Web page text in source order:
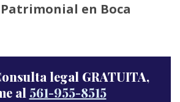
en Boca
legal GRATUITA,
al 561-955-8515